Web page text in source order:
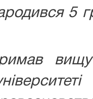
5
вищу